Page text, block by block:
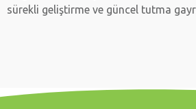
sürekli geliştirme ve güncel tutma